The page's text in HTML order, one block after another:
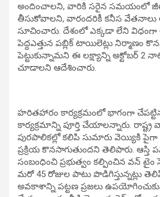
అందించాలని, వారికి సరైన సమయంలో
తీసుకోవాలని, వారందరికీ కనీస
సూచించారు. దేశంలో ఎక్కడా లేని విధంగా
పెద్దఎత్తున పబ్లిక్ టాయిలెట్లు నిర్మాణం
పెట్టుకున్నామని ఈ లక్ష్యాన్ని అక్టోబర్ 2
చూడాలని ఆదేశించారు.
హరితహారం కార్యక్రమంలో భాగంగా
కార్యక్రమాన్ని పూర్తి చేయాలన్నారు. రాష్ట్ర
పురపాలికల్లో కలిపి సుమారు వెయ్యికి పైగా
ప్రక్రియ కొనసాగుతుందని తెలిపారు. ఆస్తి
సంబంధించి ప్రభుత్వం కల్పించిన వన్ టైం
మరో 45 రోజుల పాటు పొడిగిస్తున్నట్లు
అవకాశాన్ని పట్టణ ప్రజలు